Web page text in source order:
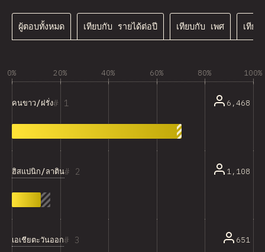
ผู้ตอบทั้งหมด เทียบกับ รายได้ต่อปี เทียบกับ เพศ เทีย
0% 20% 40% 60% 80% 100%
1
คนขาว/ฝรั่ง 6,468
2
ฮิสแปนิก/ลาติน 1,108
3
เอเชียตะวันออก 651